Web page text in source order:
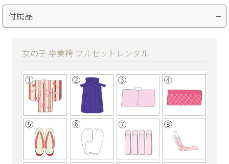
付属品
女の子 卒業袴 フルセットレンタル